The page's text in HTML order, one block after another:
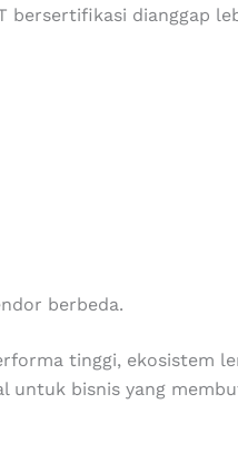
bersertifikasi dianggap
berbeda.
tinggi, ekosistem
untuk bisnis yang